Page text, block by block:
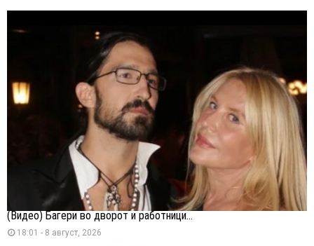
(Видео) Багери во дворот и работници...
18:01 - 8 август, 2026